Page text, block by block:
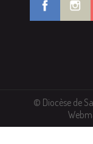
© Diocèse de